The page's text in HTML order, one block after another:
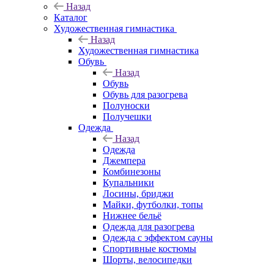
Назад
Каталог
Художественная гимнастика
Назад
Художественная гимнастика
Обувь
Назад
Обувь
Обувь для разогрева
Полуноски
Получешки
Одежда
Назад
Одежда
Джемпера
Комбинезоны
Купальники
Лосины, бриджи
Майки, футболки, топы
Нижнее бельё
Одежда для разогрева
Одежда с эффектом сауны
Спортивные костюмы
Шорты, велосипедки